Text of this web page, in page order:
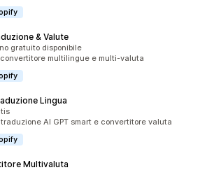
& Valute
totaligratuito disponibile
multilingue e multi-valuta
Lingua
AI GPT smart e convertitore valuta
Multivaluta